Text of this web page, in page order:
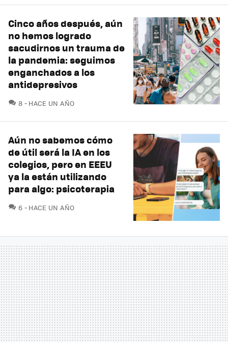
Cinco años después, aún
no hemos logrado
sacudirnos un trauma de
la pandemia: seguimos
enganchados a los
antidepresivos
8 COMENTARIOS
HACE UN AÑO
Aún no sabemos cómo
de útil será la IA en los
colegios, pero en EEEU
ya la están utilizando
para algo: psicoterapia
6 COMENTARIOS
HACE UN AÑO